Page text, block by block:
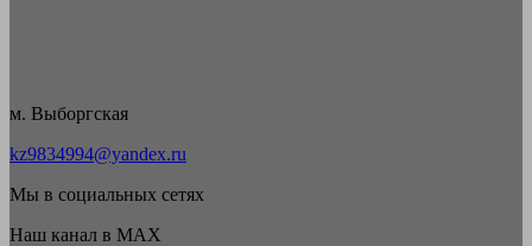
м. Выборгская
kz9834994@yandex.ru
Мы в социальных сетях
Наш канал в MAX